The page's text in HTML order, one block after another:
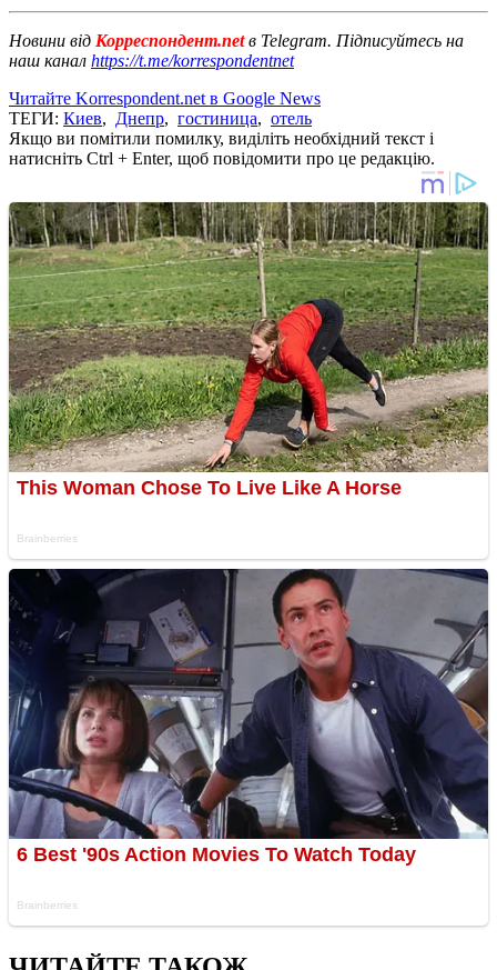
Новини від Корреспондент.netв Telegram. Підписуйтесь на
наш канал https://t.me/korrespondentnet
Читайте Korrespondent.net в Google News
ТЕГИ: Киев, Днепр, гостиница, отель
Якщо ви помітили помилку, виділіть необхідний текст і
натисніть Ctrl + Enter, щоб повідомити про це редакцію.